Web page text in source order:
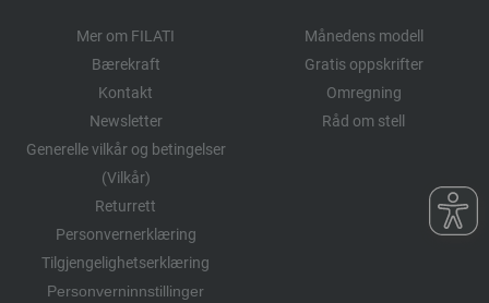
Mer om FILATI
Bærekraft
Kontakt
Newsletter
Generelle vilkår og betingelser
(Vilkår)
Returrett
Personvernerklæring
Tilgjengelighetserklæring
Personverninnstillinger
Månedens modell
Gratis oppskrifter
Omregning
Råd om stell